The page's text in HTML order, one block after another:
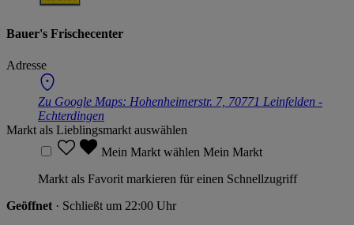
Bauer's Frischecenter
Adresse
Zu Google Maps: Hohenheimerstr. 7, 70771 Leinfelden -
Echterdingen
Markt als Lieblingsmarkt auswählen
Mein Markt wählen Mein Markt
Markt als Favorit markieren für einen Schnellzugriff
Geöffnet · Schließt um 22:00 Uhr